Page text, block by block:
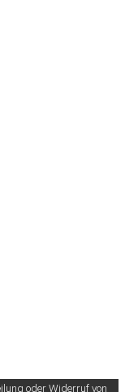
oder Widerruf von